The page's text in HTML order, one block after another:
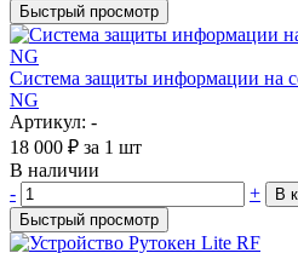
Быстрый просмотр
Система защиты информации на
NG
Артикул: -
18 000 ₽ за 1 шт
В наличии
-
+
В
Быстрый просмотр